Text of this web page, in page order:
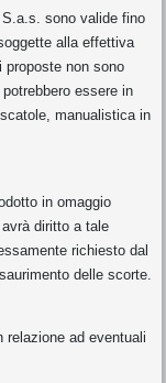
S.a.s. sono valide fino
alla effettiva
non sono
essere in
manualistica in
in omaggio
diritto a tale
richiesto dal
delle scorte.
ad eventuali